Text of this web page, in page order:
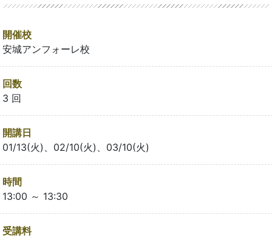
開催校
安城アンフォーレ校
回数
3 回
開講日
01/13(火)、02/10(火)、03/10(火)
時間
13:00 ～ 13:30
受講料